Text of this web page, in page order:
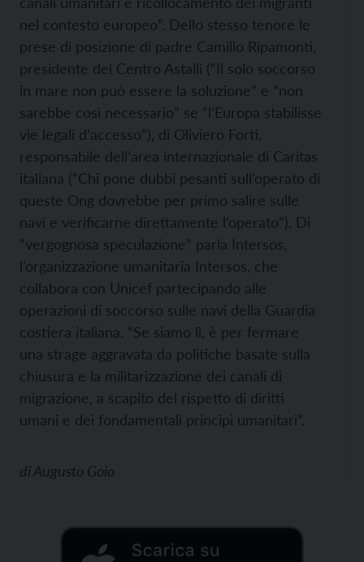
nel contesto europeo”. Dello stesso tenore le
prese di posizione di padre Camillo Ripamonti,
presidente del Centro Astalli (“Il solo soccorso
in mare non può essere la soluzione” e “non
sarebbe così necessario” se “l’Europa stabilisse
vie legali d’accesso”), di Oliviero Forti,
responsabile dell’area internazionale di Caritas
italiana (“Chi pone dubbi pesanti sull’operato di
queste Ong dovrebbe per primo salire sulle
navi e verificarne direttamente l’operato”). Di
“vergognosa speculazione” parla Intersos,
l’organizzazione umanitaria Intersos, che
collabora con Unicef partecipando alle
operazioni di soccorso sulle navi della Guardia
costiera italiana. “Se siamo lì, è per fermare
una strage aggravata da politiche basate sulla
chiusura e la militarizzazione dei canali di
migrazione, a scapito del rispetto di diritti
umani e dei fondamentali principi umanitari”.
diAugusto Goio